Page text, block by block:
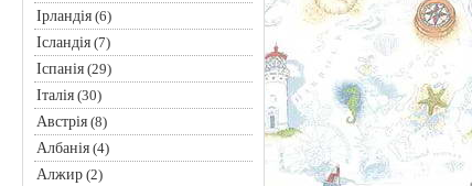
Ірландія(6)
Ісландія(7)
Іспанія(29)
Італія(30)
Австрія(8)
Албанія(4)
Алжир(2)